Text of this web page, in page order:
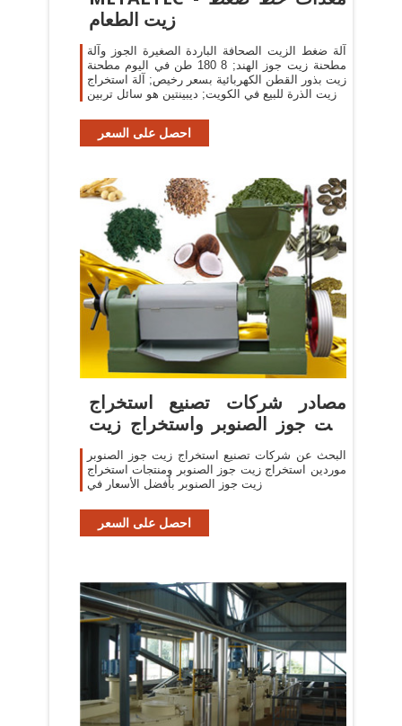
زيت الطعام
آلة ضغط الزيت الصحافة الباردة الصغيرة الجوز وآلة
مطحنة زيت جوز الهند; 8 180 طن في اليوم مطحنة
زيت بذور القطن الكهربائية بسعر رخيص; آلة استخراج
زيت الذرة للبيع في الكويت; ديبينتين هو سائل تربين
احصل على السعر
مصادر شركات تصنيع استخراج
زيت جوز الصنوبر واستخراج زيت
البحث عن شركات تصنيع استخراج زيت جوز الصنوبر
موردين استخراج زيت جوز الصنوبر ومنتجات استخراج
زيت جوز الصنوبر بأفضل الأسعار في
احصل على السعر